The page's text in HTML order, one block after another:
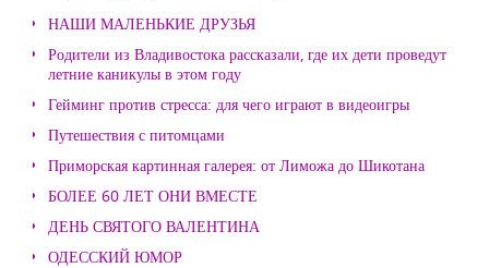
НАШИ МАЛЕНЬКИЕ ДРУЗЬЯ
Родители из Владивостока рассказали, где их дети проведут
летние каникулы в этом году
Гейминг против стресса: для чего играют в видеоигры
Путешествия с питомцами
Приморская картинная галерея: от Лиможа до Шикотана
БОЛЕЕ 60 ЛЕТ ОНИ ВМЕСТЕ
ДЕНЬ СВЯТОГО ВАЛЕНТИНА
ОДЕССКИЙ ЮМОР